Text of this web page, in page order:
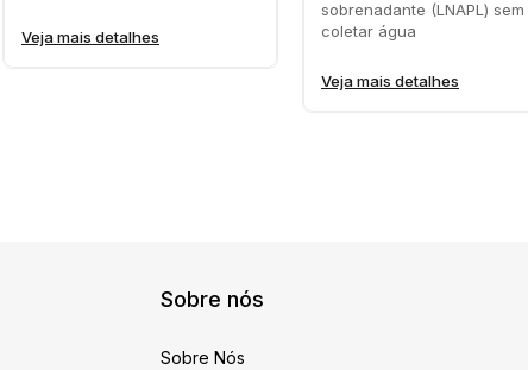
Veja mais detalhes
sobrenadante (LNAPL) sem
coletar água
Veja mais detalhes
Sobre nós
Sobre Nós